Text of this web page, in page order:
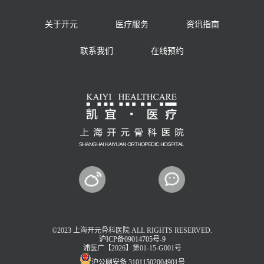
关于开元 医疗服务 资讯指南
联系我们 在线预约
©2023 上海开元骨科医院 ALL RIGHTS RESERVED.
沪ICP备09014705号-9
浦医广【2026】第01-15-G001号
沪公网安备 31011502004901号